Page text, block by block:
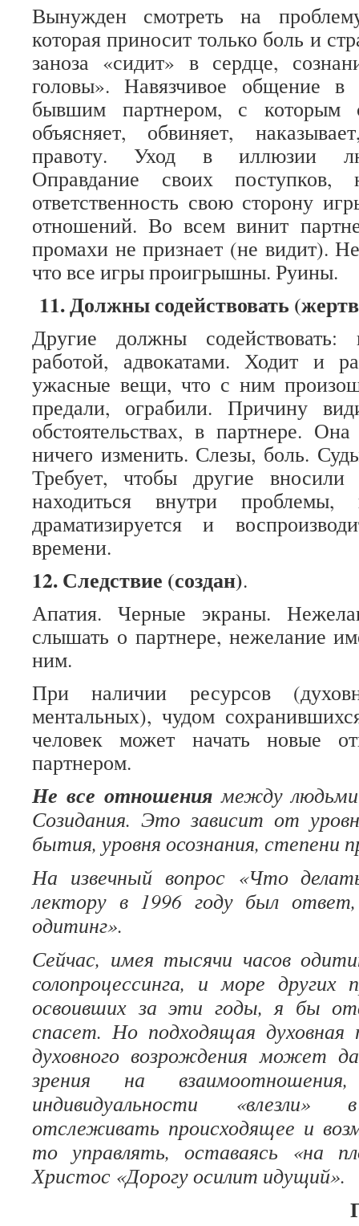
Вынужден смотреть на
которая приносит только боль и
заноза «сидит» в сердце,
головы». Навязчивое общение
бывшим партнером, с которым
объясняет, обвиняет,
правоту. Уход в иллюзии
Оправдание своих поступков,
ответственность свою сторону
отношений. Во всем винит
промахи не признает (не видит).
что все игры проигрышны. Руины.
11. Должны содействовать
Другие должны содействовать:
работой, адвокатами. Ходит и
ужасные вещи, что с ним
предали, ограбили. Причину
обстоятельствах, в партнере.
ничего изменить. Слезы, боль.
Требует, чтобы другие
находиться внутри проблемы,
драматизируется и
времени.
12.Следствие (создан).
Апатия. Черные экраны.
слышать о партнере, нежелание
ним.
При наличии ресурсов
ментальных), чудом
человек может начать новые
партнером.
Не все отношениямежду людьми
Созидания. Это зависит от
бытия, уровня осознания, степени
На извечный вопрос «Что
лектору в 1996 году был
одитинг».
Сейчас, имея тысячи часов
солопроцессинга, и море
освоивших за эти годы, я бы
спасет. Но подходящая духовная
духовного возрождения может
зрения на
индивидуальности
отслеживать происходящее и
то управлять, оставаясь «на
Христос «Дорогу осилит идущий».